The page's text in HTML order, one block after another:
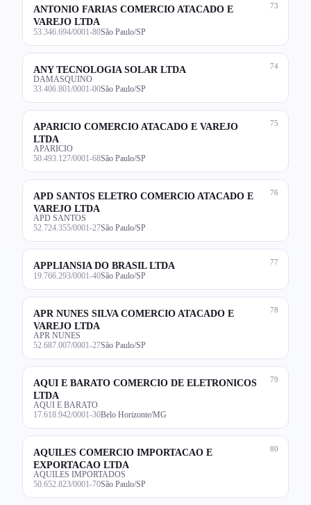
73
ANTONIO FARIAS COMERCIO ATACADO E
VAREJO LTDA
53.346.694/0001-80São Paulo/SP
74
ANY TECNOLOGIA SOLAR LTDA
DAMASQUINO
33.406.801/0001-00São Paulo/SP
75
APARICIO COMERCIO ATACADO E VAREJO
LTDA
APARICIO
50.493.127/0001-68São Paulo/SP
76
APD SANTOS ELETRO COMERCIO ATACADO E
VAREJO LTDA
APD SANTOS
52.724.355/0001-27São Paulo/SP
77
APPLIANSIA DO BRASIL LTDA
19.766.293/0001-40São Paulo/SP
78
APR NUNES SILVA COMERCIO ATACADO E
VAREJO LTDA
APR NUNES
52.687.007/0001-27São Paulo/SP
79
AQUI E BARATO COMERCIO DE ELETRONICOS
LTDA
AQUI E BARATO
17.618.942/0001-30Belo Horizonte/MG
80
AQUILES COMERCIO IMPORTACAO E
EXPORTACAO LTDA
AQUILES IMPORTADOS
50.652.823/0001-70São Paulo/SP